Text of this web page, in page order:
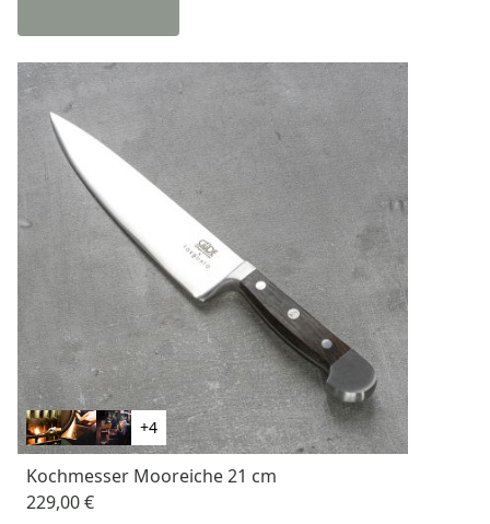
+4
Kochmesser Mooreiche 21 cm
229,00 €